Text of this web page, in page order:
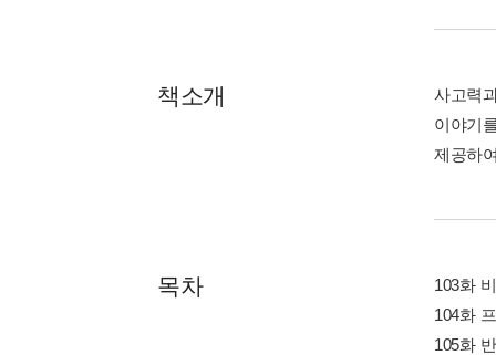
책소개
사고력
이야기
제공하
목차
103화
104화
105화